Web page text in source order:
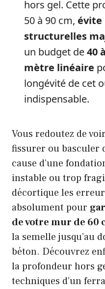
hors gel. Cette
50 à 90 cm, évite
structurelles
un budget de40
mètre linéaire
longévité de cet
indispensable.
Vous redoutez de
fissurer ou basculer
cause d’une
instable ou trop
décortique les
absolument pour
de votre mur de 60
la semelle jusqu’au
béton. Découvrez
la profondeur hors
techniques d’un